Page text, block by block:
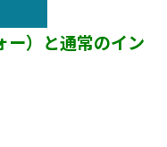
ー）と通常のイン